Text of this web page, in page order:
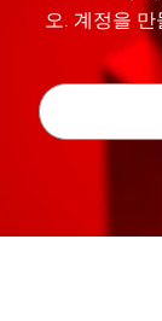
오. 계정을